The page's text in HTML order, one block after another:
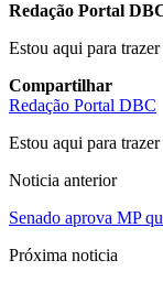
Redação Portal
Estou aqui para
Compartilhar
Redação Portal DBC
Estou aqui para
Noticia anterior
Senado aprova MP
Próxima noticia